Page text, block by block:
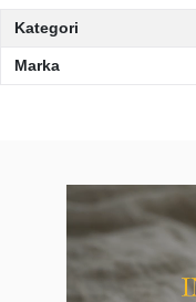
Kategori
Marka